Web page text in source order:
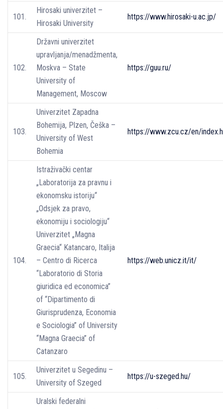
101.
Hirosaki univerzitet –
Hirosaki University
https://www.hirosaki-u.ac.jp/
102.
Državni univerzitet
upravljanja/menadžmenta,
Moskva – State
University of
Management, Moscow
https://guu.ru/
103.
Univerzitet Zapadna
Bohemija, Plzen, Češka –
University of West
Bohemia
https://www.zcu.cz/en/
104.
Istraživački centar
„Laboratorija za pravnu i
ekonomsku istoriju“
„Odsjek za pravo,
ekonomiju i sociologiju“
Univerzitet „Magna
Graecia“ Katancaro, Italija
– Centro di Ricerca
“Laboratorio di Storia
giuridica ed economica”
of “Dipartimento di
Giurisprudenza, Economia
e Sociologia” of University
“Magna Graecia” of
Catanzaro
https://web.unicz.it/it/
105.
Univerzitet u Segedinu –
University of Szeged
https://u-szeged.hu/
Uralski federalni